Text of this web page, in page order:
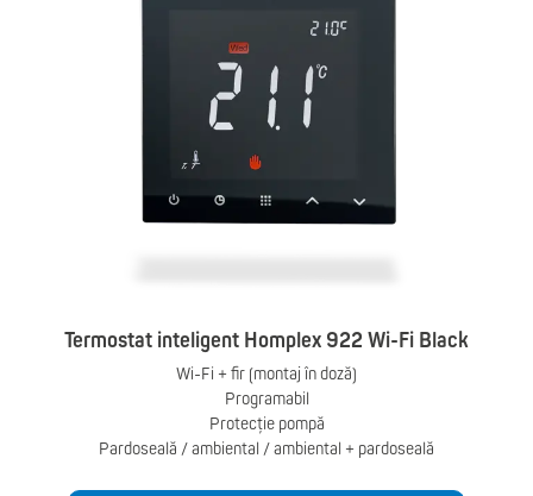
Termostat inteligent Homplex 922 Wi-Fi Black
Wi-Fi + fir (montaj în doză)
Programabil
Protecție pompă
Pardoseală / ambiental / ambiental + pardoseală